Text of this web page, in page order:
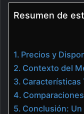
Resumen de
Precios y
Contexto del
Características
Conclusión: